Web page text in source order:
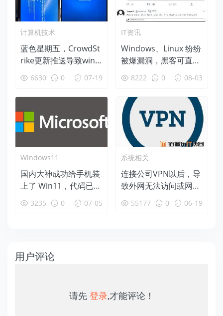
计算机技术
蓝色星期五，CrowdSt
rike更新推送导致wind
ows蓝屏后恢复办法
6630 0 07-19
IT资讯
Windows、Linux 纷纷
被爆漏洞，黑客可直取
root 权限！
8222 0 08-03
Windows11
国内大神成功给手机装
上了 Win11，代码已在
GitHub 开源！
3235 0 07-05
系统相关
连接公司VPN以后，导
致外网无法访问或网速
变慢等问题的解决办法
55177 0 06-19
用户评论
请先 登录,才能评论！